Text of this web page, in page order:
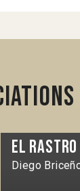
El Rastro
Diego